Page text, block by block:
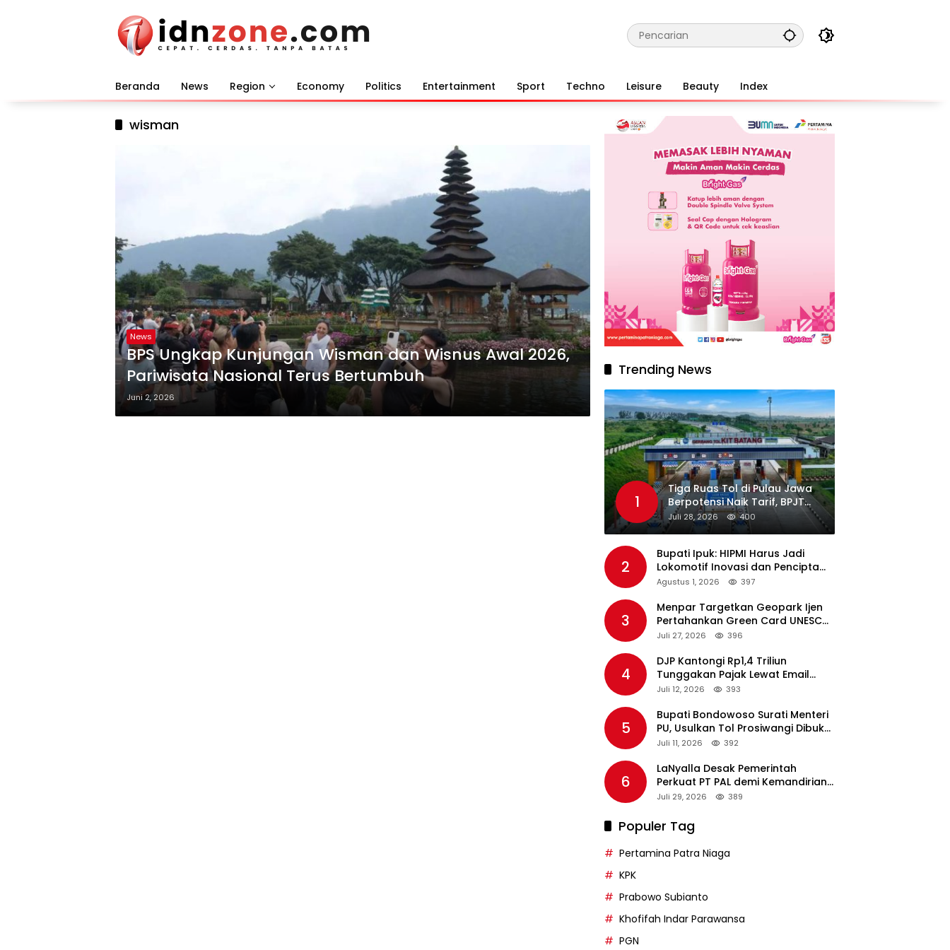
Beranda News Region Economy Politics Entertainment Sport Techno Leisure Beauty Index
wisman
News
BPS Ungkap Kunjungan Wisman dan Wisnus Awal 2026,
Pariwisata Nasional Terus Bertumbuh
Juni 2, 2026
Trending News
1
Tiga Ruas Tol di Pulau Jawa
Berpotensi Naik Tarif, BPJT
Tunggu Hasil Evaluasi
Standar Pelayanan
Juli 28, 2026 400
2
Bupati Ipuk: HIPMI Harus Jadi
Lokomotif Inovasi dan Pencipta
Lapangan Kerja
Agustus 1, 2026 397
3
Menpar Targetkan Geopark Ijen
Pertahankan Green Card UNESCO
pada Revalidasi Agustus 2026
Juli 27, 2026 396
4
DJP Kantongi Rp1,4 Triliun
Tunggakan Pajak Lewat Email
Pengingat, Total Piutang Masih
Juli 12, 2026 393
5
Bupati Bondowoso Surati Menteri
PU, Usulkan Tol Prosiwangi Dibuka
Sementara
Juli 11, 2026 392
6
LaNyalla Desak Pemerintah
Perkuat PT PAL demi Kemandirian
Industri Pertahanan Maritim
Juli 29, 2026 389
Populer Tag
Pertamina Patra Niaga
KPK
Prabowo Subianto
Khofifah Indar Parawansa
PGN